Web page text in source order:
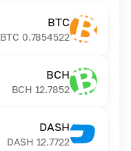
BTC
0.7854522
BTC
BCH
12.7852
BCH
DASH
12.7722
DASH